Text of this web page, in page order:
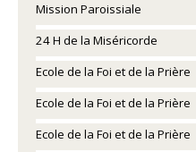
Mission Paroissiale
24 H de la Miséricorde
Ecole de la Foi et de la Prière
Ecole de la Foi et de la Prière
Ecole de la Foi et de la Prière